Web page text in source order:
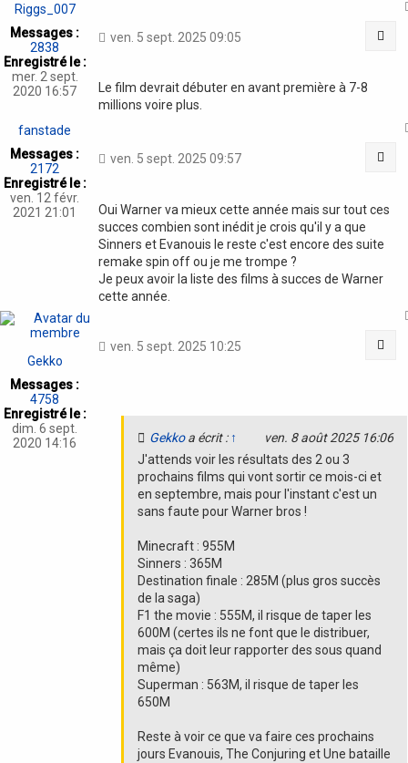
Riggs_007
Messages :
2838
Enregistré le :
mer. 2 sept.
2020 16:57
ven. 5 sept. 2025 09:05
Le film devrait débuter en avant première à 7-8
millions voire plus.
fanstade
Messages :
2172
Enregistré le :
ven. 12 févr.
2021 21:01
ven. 5 sept. 2025 09:57
Oui Warner va mieux cette année mais sur tout ces
succes combien sont inédit je crois qu'il y a que
Sinners et Evanouis le reste c'est encore des suite
remake spin off ou je me trompe ?
Je peux avoir la liste des films à succes de Warner
cette année.
Gekko
Messages :
4758
Enregistré le :
dim. 6 sept.
2020 14:16
ven. 5 sept. 2025 10:25
Gekkoa écrit : ↑
ven. 8 août 2025 16:06
J'attends voir les résultats des 2 ou 3
prochains films qui vont sortir ce mois-ci et
en septembre, mais pour l'instant c'est un
sans faute pour Warner bros !
Minecraft : 955M
Sinners : 365M
Destination finale : 285M (plus gros succès
de la saga)
F1 the movie : 555M, il risque de taper les
600M (certes ils ne font que le distribuer,
mais ça doit leur rapporter des sous quand
même)
Superman : 563M, il risque de taper les
650M
Reste à voir ce que va faire ces prochains
jours Evanouis, The Conjuring et Une bataille